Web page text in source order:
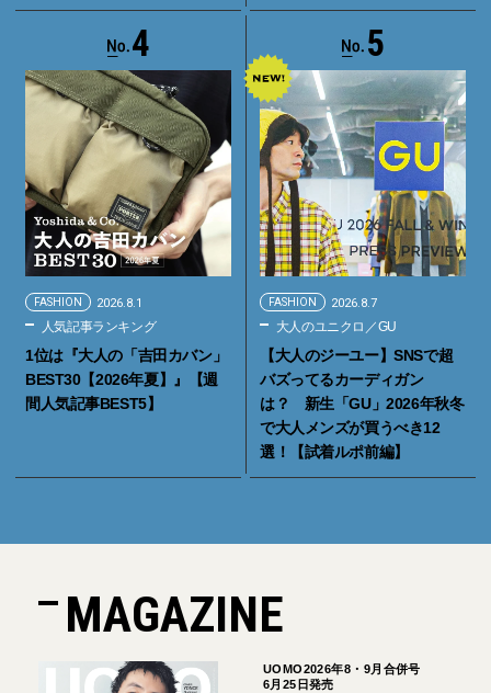
4
FASHION 2026.8.1
人気記事ランキング
1位は『大人の「吉田カバン」
BEST30【2026年夏】』【週
間人気記事BEST5】
5
FASHION 2026.8.7
大人のユニクロ／GU
【大人のジーユー】SNSで超
バズってるカーディガン
は？ 新生「GU」2026年秋冬
で大人メンズが買うべき12
選！【試着ルポ前編】
MAGAZINE
UOMO2026年8・9月合併号
6月25日発売